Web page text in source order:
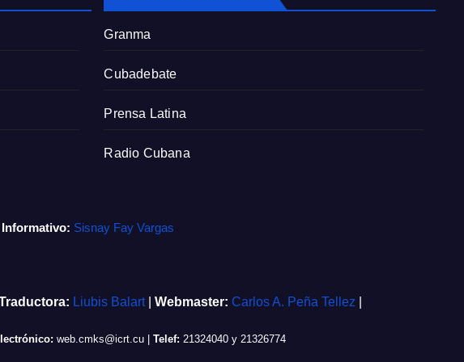
Granma
Cubadebate
Prensa Latina
Radio Cubana
Sisnay Fay Vargas
Liubis Balart Webmaster: Carlos A. Peña Tellez
web.cmks@icrt.cu Telef: 21324040 y 21326774